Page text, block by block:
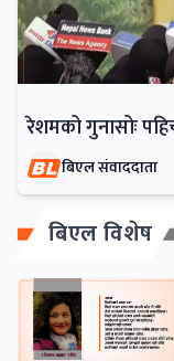
रेशमको गुनासोः
बिएल संवाददाता
बिएल विशेष